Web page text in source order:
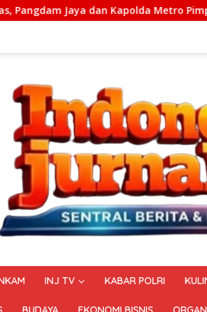
Metro Pimpin Apel Kebangsaan
INJ TV KABAR POLRI